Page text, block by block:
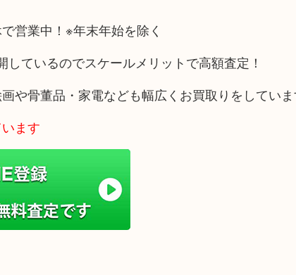
営業中！※年末年始を除く
ているのでスケールメリットで高額査定！
や骨董品・家電なども幅広くお買取りをしていま
ます